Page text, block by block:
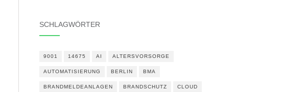
SCHLAGWÖRTER
9001 14675 AI ALTERSVORSORGE
AUTOMATISIERUNG BERLIN BMA
BRANDMELDEANLAGEN BRANDSCHUTZ CLOUD